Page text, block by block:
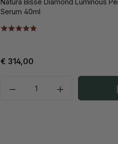
Natura Bissé Diamond Luminous
Serum 40ml
€ 314,00